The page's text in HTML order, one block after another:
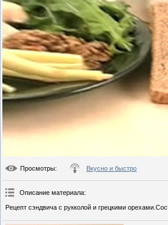
Просмотры: Вкусно и быстро
Описание материала:
Рецепт сэндвича с рукколой и грецкими